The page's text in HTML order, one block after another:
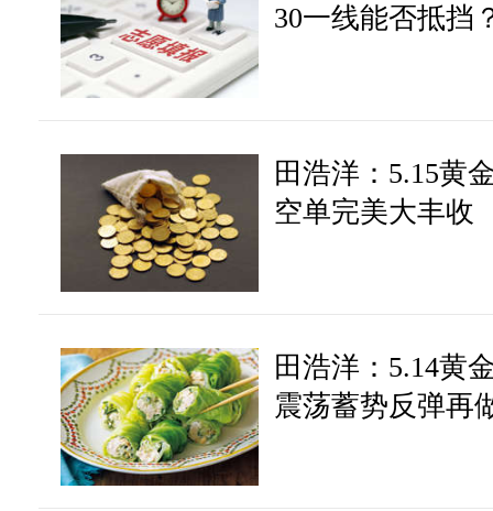
30一线能否抵挡
田浩洋：5.15黄
空单完美大丰收
田浩洋：5.14黄
震荡蓄势反弹再